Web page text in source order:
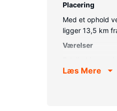
Placering
Med et ophold
ligger 13,5 km
Værelser
privat
Læs Mere